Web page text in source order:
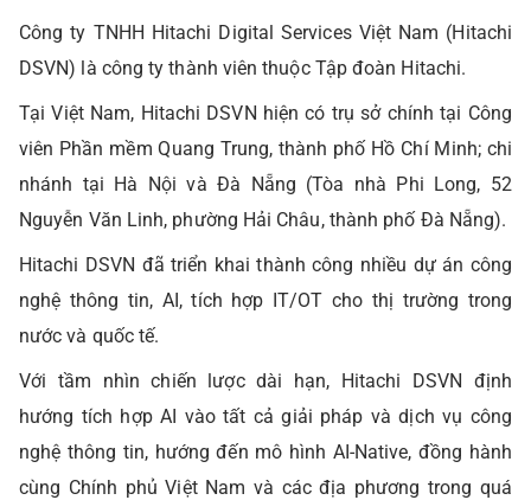
Công ty TNHH Hitachi Digital Services Việt Nam (Hitachi
DSVN) là công ty thành viên thuộc Tập đoàn Hitachi.
Tại Việt Nam, Hitachi DSVN hiện có trụ sở chính tại Công
viên Phần mềm Quang Trung, thành phố Hồ Chí Minh; chi
nhánh tại Hà Nội và Đà Nẵng (Tòa nhà Phi Long, 52
Nguyễn Văn Linh, phường Hải Châu, thành phố Đà Nẵng).
Hitachi DSVN đã triển khai thành công nhiều dự án công
nghệ thông tin, AI, tích hợp IT/OT cho thị trường trong
nước và quốc tế.
Với tầm nhìn chiến lược dài hạn, Hitachi DSVN định
hướng tích hợp AI vào tất cả giải pháp và dịch vụ công
nghệ thông tin, hướng đến mô hình AI-Native, đồng hành
cùng Chính phủ Việt Nam và các địa phương trong quá